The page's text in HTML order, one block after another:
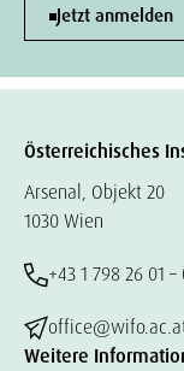
Jetzt anmelden
Österreichisches
Arsenal, Objekt 20
1030 Wien
+43 1 798 26 01 –
Weitere